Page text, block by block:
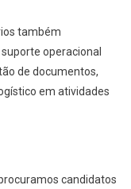
também
operacional
de documentos,
em atividades
candidatos